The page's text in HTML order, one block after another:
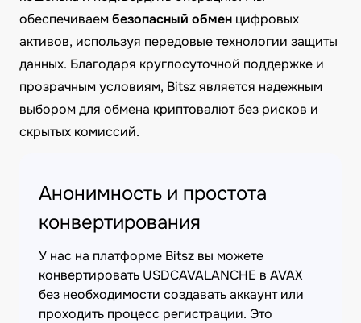
обеспечиваембезопасный обмен цифровых
активов, используя передовые технологии защиты
данных. Благодаря круглосуточной поддержке и
прозрачным условиям, Bitsz является надежным
выбором для обмена криптовалют без рисков и
скрытых комиссий.
Анонимность и простота
конвертирования
У нас на платформе Bitsz вы можете
конвертировать USDCAVALANCHE в AVAX
без необходимости создавать аккаунт или
проходить процесс регистрации. Это